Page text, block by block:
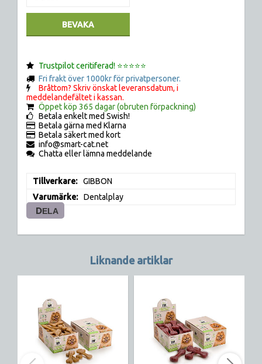
BEVAKA
Trustpilot ceritiferad! ⭐️⭐️⭐️⭐️⭐️
Fri frakt över 1000kr för privatpersoner.
Bråttom? Skriv önskat leveransdatum, i
meddelandefältet i kassan.
Öppet köp 365 dagar (obruten förpackning)
Betala enkelt med Swish!
Betala gärna med Klarna
Betala säkert med kort
info@smart-cat.net
Chatta eller lämna meddelande
Tillverkare
GIBBON
Varumärke
Dentalplay
DELA
Liknande artiklar